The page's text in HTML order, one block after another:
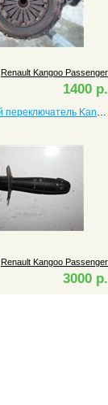
Renault Kangoo Passenger
1400 р.
Подрулевой переключатель Kangoo Passenger
Renault Kangoo Passenger
3000 р.